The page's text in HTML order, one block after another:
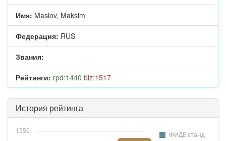
Имя: Maslov, Maksim
Федерация: RUS
Звания:
Рейтинги: rpd:1440 blz:1517
История рейтинга
ФИДЕ станд
1550